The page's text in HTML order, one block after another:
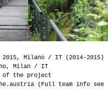
2015, Milano / IT (2014-2015)
Milan / IT
of the project
(Full team info see